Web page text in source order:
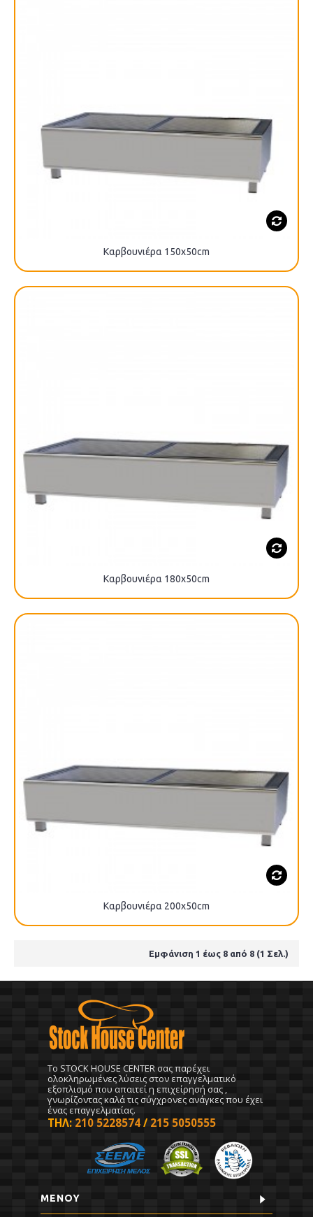
Καρβουνιέρα 150x50cm
Καρβουνιέρα 180x50cm
Καρβουνιέρα 200x50cm
Εμφάνιση 1 έως 8 από 8 (1 Σελ.)
To STOCK HOUSE CENTER σας παρέχει
ολοκληρωμένες λύσεις στον επαγγελματικό
εξοπλισμό που απαιτεί η επιχείρησή σας ,
γνωρίζοντας καλά τις σύγχρονες ανάγκες που έχει
ένας επαγγελματίας.
ΤΗΛ: 210 5228574 / 215 5050555
ΜΕΝΟΥ